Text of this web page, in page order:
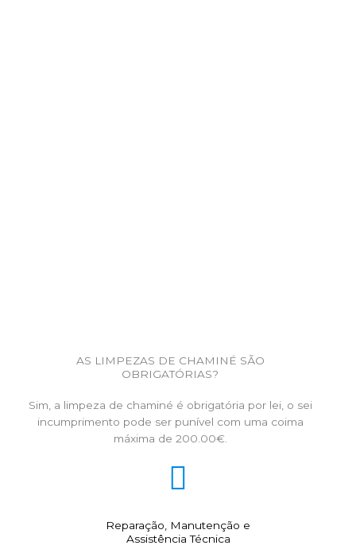
AS LIMPEZAS DE CHAMINÉ SÃO
OBRIGATÓRIAS?
Sim, a limpeza de chaminé é obrigatória por lei, o sei
incumprimento pode ser punível com uma coima
máxima de 200.00€.
Reparação, Manutenção e
Assistência Técnica